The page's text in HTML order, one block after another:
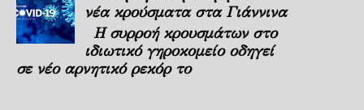
νέα κρούσματα στα Γιάννινα
Η συρροή κρουσμάτων στο
ιδιωτικό γηροκομείο οδηγεί
σε νέο αρνητικό ρεκόρ το